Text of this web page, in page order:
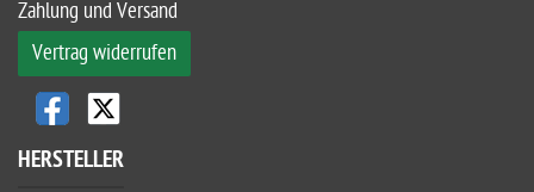
Zahlung und Versand
Vertrag widerrufen
HERSTELLER